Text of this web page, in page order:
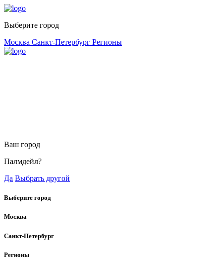
Выберите город
Москва Санкт-Петербург Регионы
Ваш город
Палмдейл?
Да Выбрать другой
Выберите город
Москва
Санкт-Петербург
Регионы